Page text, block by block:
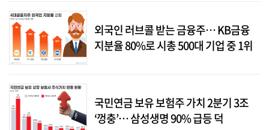
외국인 러브콜 받는 금융주… KB금융
지분율 80%로 시총 500대 기업 중 1위
국민연금 보유 보험주 가치 2분기 3조
‘껑충’… 삼성생명 90% 급등 덕